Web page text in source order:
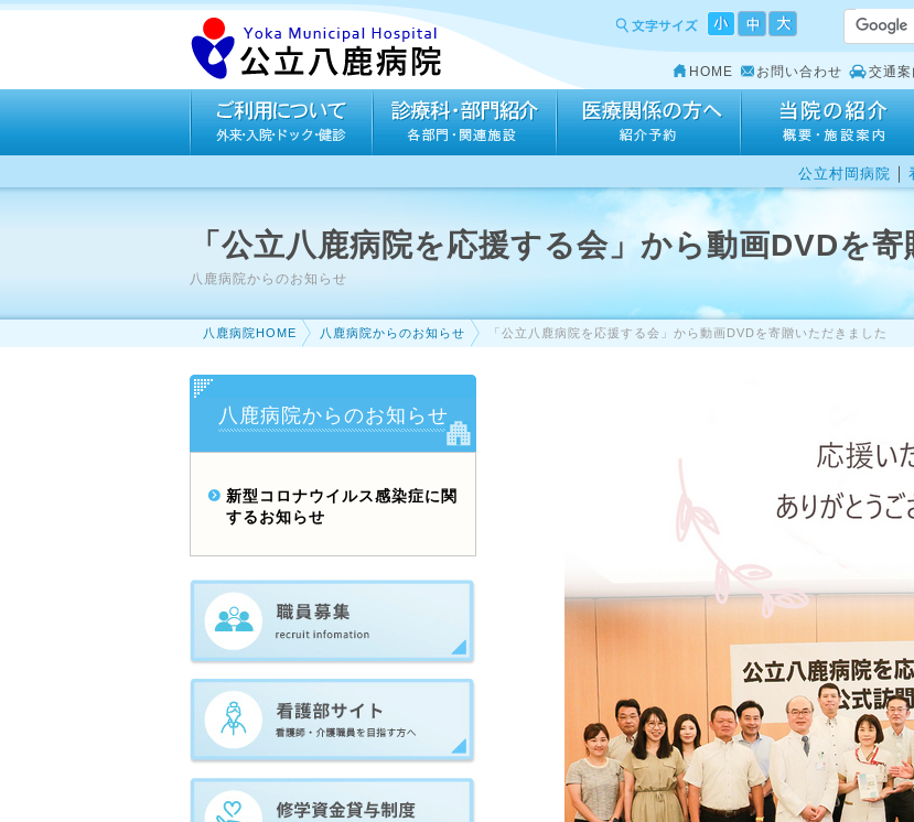
HOME お問い合わせ 交通案
公立村岡病院 ｜
「公立八鹿病院を応援する会」から動画DVDを
八鹿病院からのお知らせ
八鹿病院HOME 八鹿病院からのお知らせ 「公立八鹿病院を応援する会」から動画DVDを寄贈いただきました
八鹿病院からのお知らせ
新型コロナウイルス感染症に関
するお知らせ